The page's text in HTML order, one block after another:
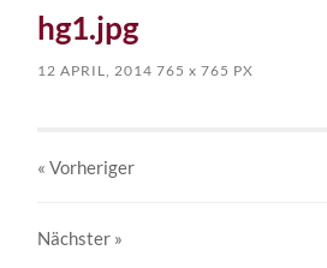
hg1.jpg
12 APRIL, 2014 765x 765 PX
« Vorheriger
Nächster »